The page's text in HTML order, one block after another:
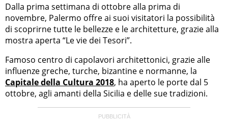
Dalla prima settimana di ottobre alla prima di
novembre, Palermo offre ai suoi visitatori la possibilità
di scoprirne tutte le bellezze e le architetture, grazie alla
mostra aperta “Le vie dei Tesori”.
Famoso centro di capolavori architettonici, grazie alle
influenze greche, turche, bizantine e normanne, la
Capitale della Cultura 2018, ha aperto le porte dal 5
ottobre, agli amanti della Sicilia e delle sue tradizioni.